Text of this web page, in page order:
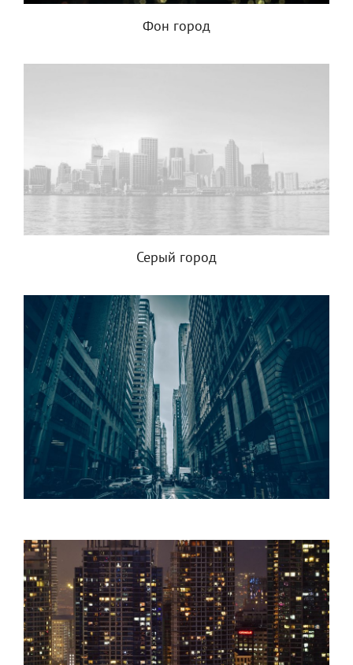
Фон город
Серый город